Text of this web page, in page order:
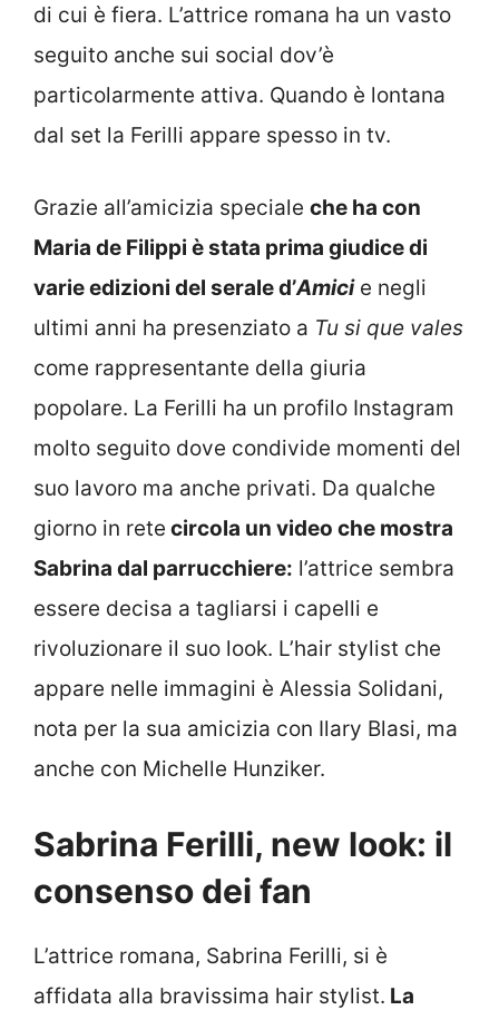
di cui è fiera. L’attrice romana ha un vasto
seguito anche sui social dov’è
particolarmente attiva. Quando è lontana
dal set la Ferilli appare spesso in tv.
Grazie all’amicizia speciale che ha con
Maria de Filippi è stata prima giudice di
varie edizioni del serale d’Amicie negli
ultimi anni ha presenziato a Tu si que vales
come rappresentante della giuria
popolare. La Ferilli ha un profilo Instagram
molto seguito dove condivide momenti del
suo lavoro ma anche privati. Da qualche
giorno in rete circola un video che mostra
Sabrina dal parrucchiere: l’attrice sembra
essere decisa a tagliarsi i capelli e
rivoluzionare il suo look. L’hair stylist che
appare nelle immagini è Alessia Solidani,
nota per la sua amicizia con Ilary Blasi, ma
anche con Michelle Hunziker.
Sabrina Ferilli, new look: il
consenso dei fan
L’attrice romana, Sabrina Ferilli, si è
affidata alla bravissima hair stylist. La